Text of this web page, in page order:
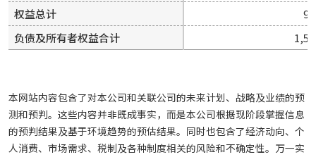
权益总计
负债及所有者权益合计
权益总计
负债及所有者权益合计
本网站内容包含了对本公司和关联公司的未来计划、战略及业绩的预
测和预判。这些内容并非既成事实，而是本公司根据现阶段掌握信息
的预判结果及基于环境趋势的预估结果。同时也包含了经济动向、个
人消费、市场需求、税制及各种制度相关的风险和不确定性。万一实